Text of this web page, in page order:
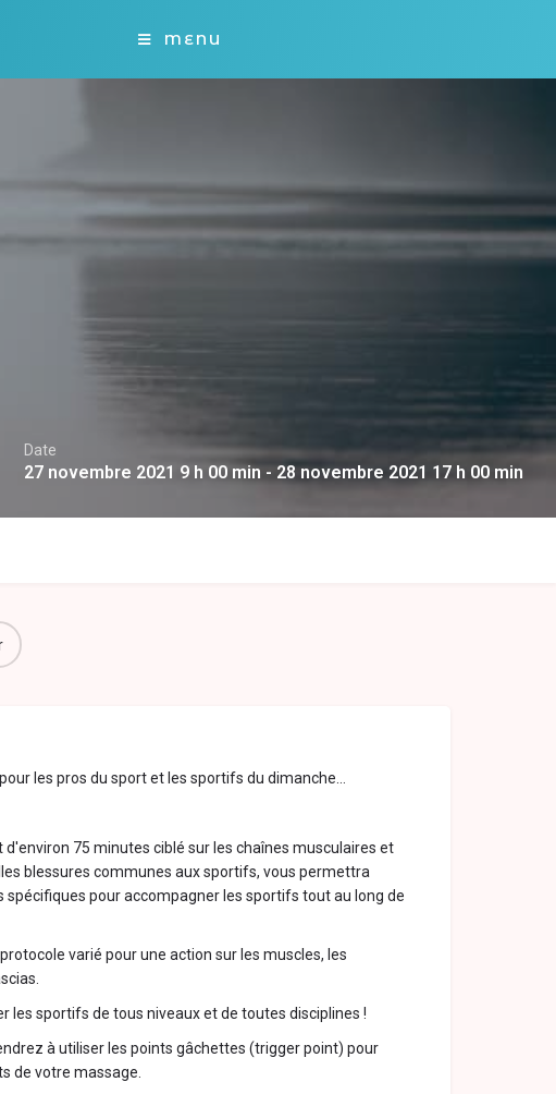
MENU
Date
27 novembre 2021 9 h 00 min - 28 novembre 2021 17 h 00 min
les pros du sport et les sportifs du dimanche…
d'environ 75 minutes ciblé sur les chaînes musculaires et
blessures communes aux sportifs, vous permettra
spécifiques pour accompagner les sportifs tout au long de
varié pour une action sur les muscles, les
les sportifs de tous niveaux et de toutes disciplines !
à utiliser les points gâchettes (trigger point) pour
de votre massage.